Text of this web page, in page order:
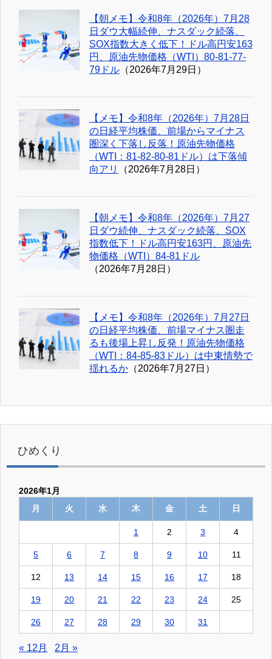
【朝メモ】令和8年（2026年）7月28
日ダウ大幅続伸、ナスダック続落、
SOX指数大きく低下！ドル高円安163
円、原油先物価格（WTI）80-81-77-
79ドル （2026年7月29日）
【メモ】令和8年（2026年）7月28日
の日経平均株価、前場からマイナス
圏深く下落し反落！原油先物価格
（WTI：81-82-80-81ドル）は下落傾
向アリ
（2026年7月28日）
【朝メモ】令和8年（2026年）7月27
日ダウ続伸、ナスダック続落、SOX
指数低下！ドル高円安163円、原油先
物価格（WTI）84-81ドル
（2026年7月28日）
【メモ】令和8年（2026年）7月27日
の日経平均株価、前場マイナス圏走
るも後場上昇し反発！原油先物価格
（WTI：84-85-83ドル）は中東情勢で
揺れるか （2026年7月27日）
ひめくり
2026年1月
月
火 水 木 金 土 日
1 2 3 4
5 6 7 8 9 10 11
12 13 14 15 16 17 18
19 20 21 22 23 24 25
26 27 28 29 30 31
« 12月 2月 »